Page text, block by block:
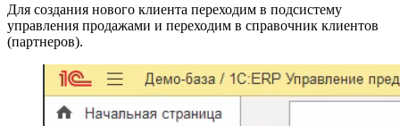
Для создания нового клиента переходим в подсистему
управления продажами и переходим в справочник клиентов
(партнеров).